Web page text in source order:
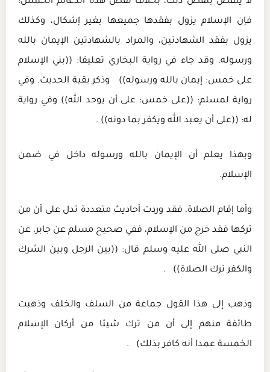
فإن الإسلام يزول بفقدها جميعها بغير إشكال، وكذلك
يزول بفقد الشهادتين، والمراد بالشهادتين الإيمان بالله
ورسوله. وقد جاء في رواية البخاري تعليقا: ((بني الإسلام
على خمس: إيمان بالله ورسوله)) وذكر بقية الحديث. وفي
رواية لمسلم: ((على خمس: على أن يوحد الله)) وفي رواية
له: ((على أن يعبد الله ويكفر بما دونه)) .
وبهذا يعلم أن الإيمان بالله ورسوله داخل في ضمن
الإسلام.
وأما إقام الصلاة، فقد وردت أحاديث متعددة تدل على أن من
تركها فقد خرج من الإسلام، ففي صحيح مسلم عن جابر، عن
النبي صلى الله عليه وسلم قال: ((بين الرجل وبين الشرك
والكفر ترك الصلاة)) .
وذهب إلى هذا القول جماعة من السلف والخلف وذهبت
طائفة منهم إلى أن من ترك شيئا من أركان الإسلام
الخمسة عمدا أنه كافر بذلك) .